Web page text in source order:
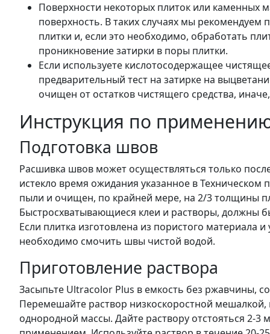
Поверхности некоторых плиток или каменных
поверхность. В таких случаях мы рекомендуем
плитки и, если это необходимо, обработать
проникновение затирки в поры плитки.
Если используете кислотосодержащее
предварительный тест на затирке на
очищен от остатков чистящего средства,
Инструкция по
Подготовка швов
Расшивка швов может осуществляться только
истекло время ожидания указанное в
пыли и очищен, по крайней мере, на 2/3 толщины
Быстросхватывающиеся клеи и растворы, должны
Если плитка изготовлена из пористого
необходимо смочить швы чистой водой.
Приготовление раствора
Засыпьте Ultracolor Plus в емкость без ржавчины,
Перемешайте раствор низкоскоростной
однородной массы. Дайте раствору отстояться 2-